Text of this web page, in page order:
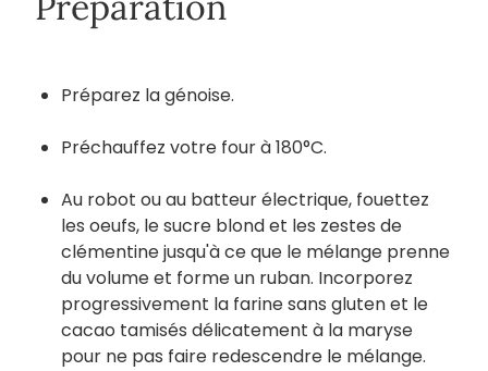
Préparez la génoise.
Préchauffez votre four à 180°C.
Au robot ou au batteur électrique, fouettez
les oeufs, le sucre blond et les zestes de
clémentine jusqu'à ce que le mélange prenne
du volume et forme un ruban. Incorporez
progressivement la farine sans gluten et le
cacao tamisés délicatement à la maryse
pour ne pas faire redescendre le mélange.